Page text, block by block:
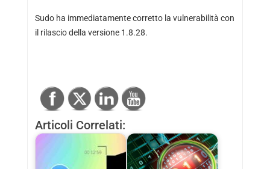
Sudo ha immediatamente corretto la vulnerabilità con
il rilascio della versione 1.8.28.
Articoli Correlati: